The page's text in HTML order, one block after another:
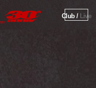
Club / Live